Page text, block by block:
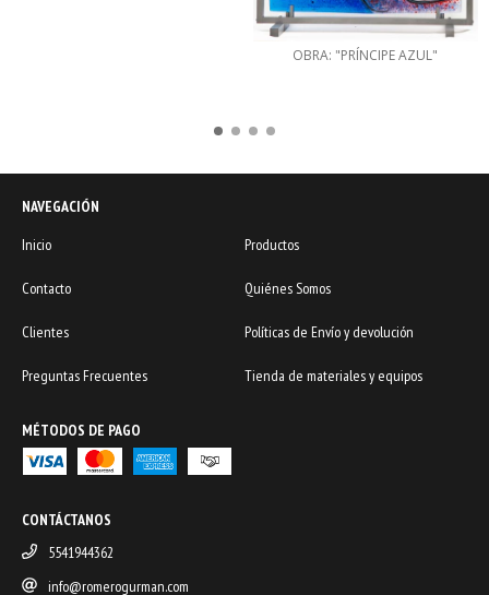
OBRA: "PRÍNCIPE AZUL"
NAVEGACIÓN
Inicio
Productos
Contacto Quiénes Somos
Clientes Políticas de Envío y devolución
Preguntas Frecuentes Tienda de materiales y equipos
MÉTODOS DE PAGO
CONTÁCTANOS
5541944362
info@romerogurman.com